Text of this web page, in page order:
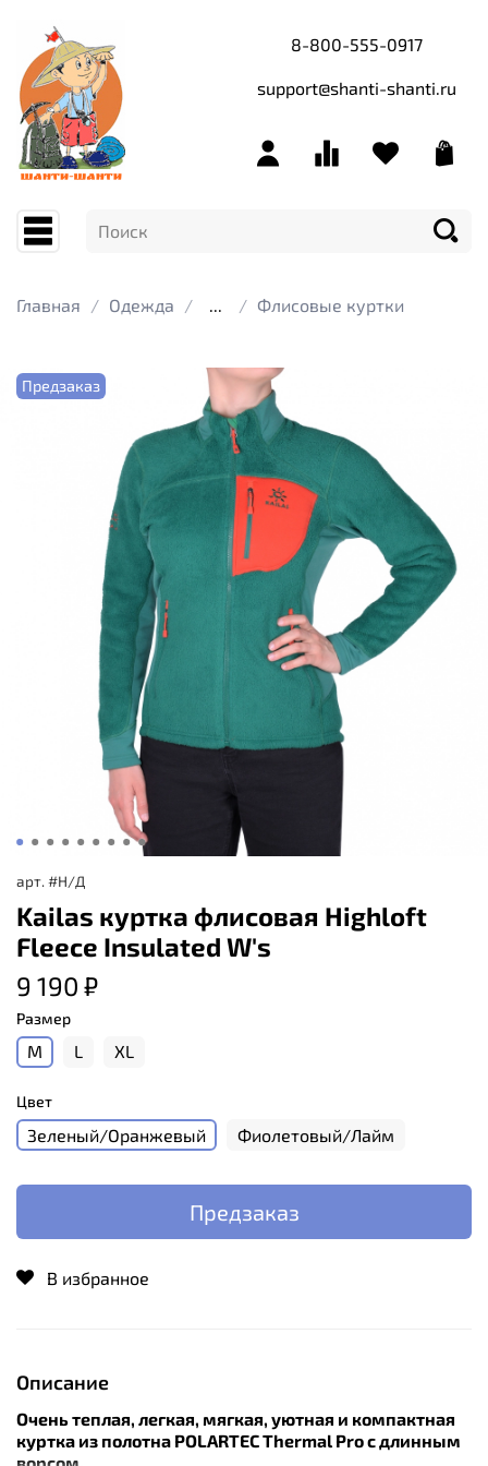
8-800-555-0917
support@shanti-shanti.ru
Главная Одежда ... Флисовые куртки
Предзаказ
арт. #Н/Д
Kailas куртка флисовая Highloft
Fleece Insulated W's
9 190 ₽
Размер
M L XL
Цвет
Зеленый/Оранжевый Фиолетовый/Лайм
Предзаказ
В избранное
Описание
Очень теплая, легкая, мягкая, уютная и компактная
куртка из полотна POLARTEC Thermal Pro с длинным